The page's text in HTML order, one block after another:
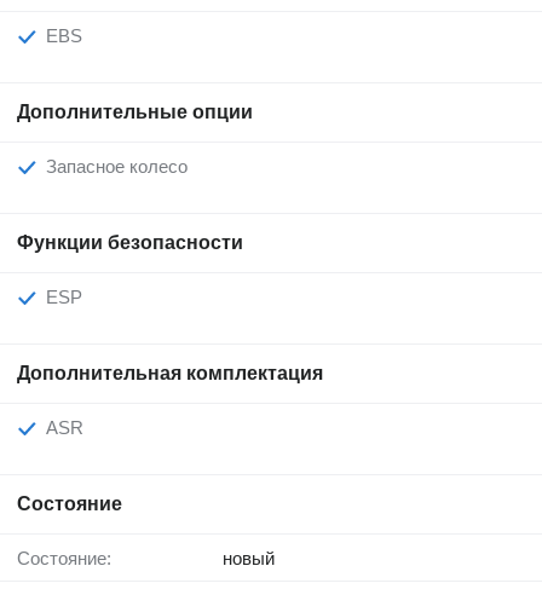
EBS
Дополнительные опции
Запасное колесо
Функции безопасности
ESP
Дополнительная комплектация
ASR
Состояние
Состояние: новый